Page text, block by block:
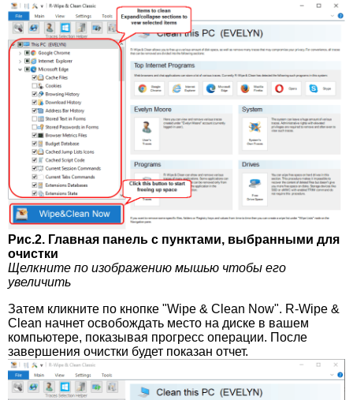
Рис.2. Главная панель с пунктами, выбранными для
очистки
Щелкните по изображению мышью чтобы его
увеличить
Затем кликните по кнопке "Wipe & Clean Now". R-Wipe &
Clean начнет освобождать место на диске в вашем
компьютере, показывая прогресс операции. После
завершения очистки будет показан отчет.